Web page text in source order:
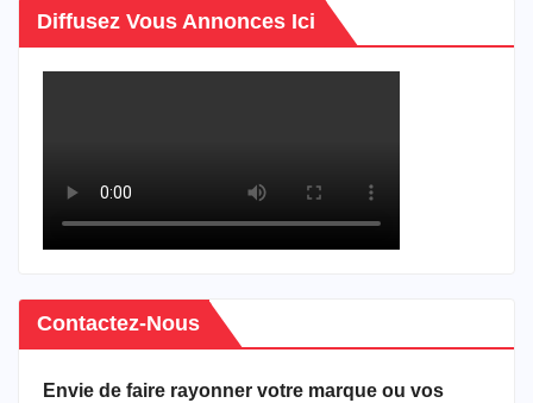
Diffusez Vous Annonces Ici
Contactez-Nous
Envie de faire rayonner votre marque ou vos